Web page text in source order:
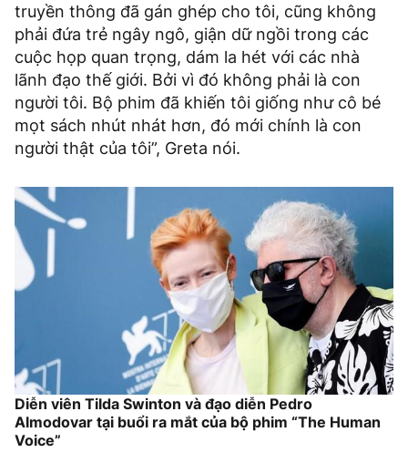
truyền thông đã gán ghép cho tôi, cũng không
phải đứa trẻ ngây ngô, giận dữ ngồi trong các
cuộc họp quan trọng, dám la hét với các nhà
lãnh đạo thế giới. Bởi vì đó không phải là con
người tôi. Bộ phim đã khiến tôi giống như cô bé
mọt sách nhút nhát hơn, đó mới chính là con
người thật của tôi”, Greta nói.
Diễn viên Tilda Swinton và đạo diễn Pedro
Almodovar tại buổi ra mắt của bộ phim “The Human
Voice”